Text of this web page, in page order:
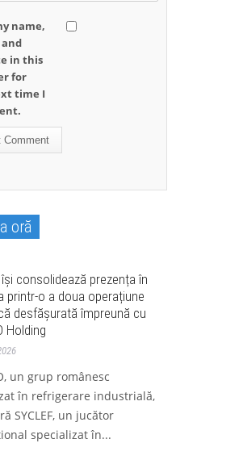
name,
in this
for
time I
oră
Comunicate
Internațional
afaceri
își consolidează prezența în
printr-o a doua operațiune
desfășurată împreună cu
Holding
un grup românesc
în refrigerare industrială,
SYCLEF, un jucător
specializat în...